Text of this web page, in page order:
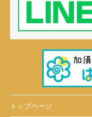
トップページ